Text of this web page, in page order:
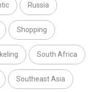
Russia
Shopping
South Africa
Southeast Asia